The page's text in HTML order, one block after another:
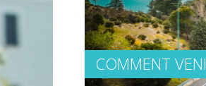
COMMENT